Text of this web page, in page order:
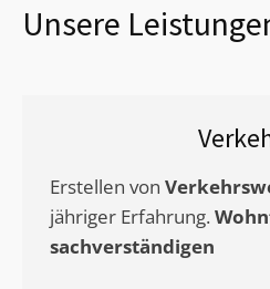
Unsere
Erstellen von
jähriger Erfahrung.
sachverständigen